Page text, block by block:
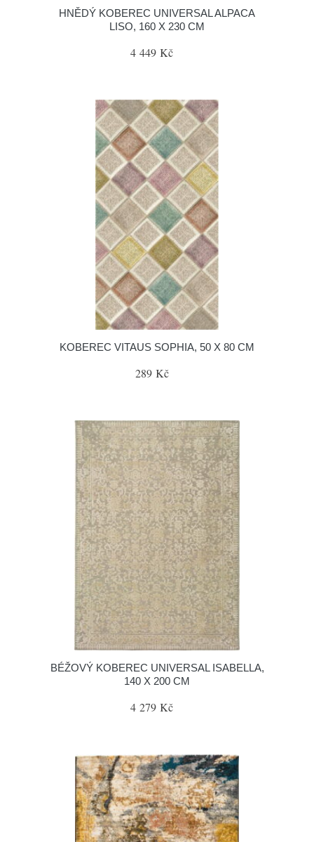
HNĚDÝ KOBEREC UNIVERSAL ALPACA
LISO, 160 X 230 CM
4 449 Kč
KOBEREC VITAUS SOPHIA, 50 X 80 CM
289 Kč
BÉŽOVÝ KOBEREC UNIVERSAL ISABELLA,
140 X 200 CM
4 279 Kč